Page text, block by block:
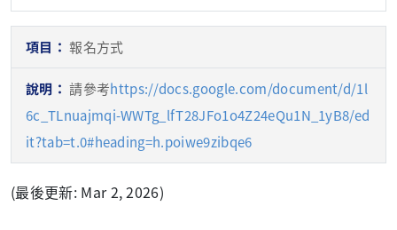
報名方式
請參考https://docs.google.com/document/d/1l
6c_TLnuajmqi-WWTg_lfT28JFo1o4Z24eQu1N_1yB8/ed
it?tab=t.0#heading=h.poiwe9zibqe6
(最後更新: Mar 2, 2026)